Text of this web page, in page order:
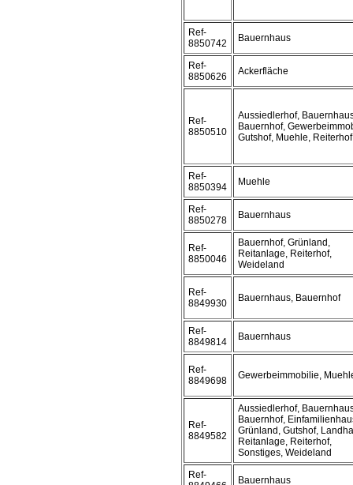
Ref-
8850742
Bauernhaus
Ref-
8850626
Ackerfläche
Ref-
8850510
Aussiedlerhof,
Bauernhof,
Gutshof, Muehle, Reiterhof
Ref-
8850394
Muehle
Ref-
8850278
Bauernhaus
Ref-
8850046
Bauernhof, Grünland,
Reitanlage, Reiterhof,
Weideland
Ref-
8849930
Bauernhaus, Bauernhof
Ref-
8849814
Bauernhaus
Ref-
8849698
Gewerbeimmobilie,
Ref-
8849582
Aussiedlerhof,
Bauernhof,
Grünland, Gutshof,
Reitanlage, Reiterhof,
Sonstiges, Weideland
Ref-
Bauernhaus